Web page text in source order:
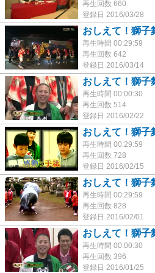
再生回数 660
登録日 2016/03/28
おしえて！獅子
再生時間 00:29:59
再生回数 642
登録日 2016/03/14
おしえて！獅子
再生時間 00:00:30
再生回数 514
登録日 2016/02/22
おしえて！獅子
再生時間 00:29:59
再生回数 728
登録日 2016/02/15
おしえて！獅子
再生時間 00:29:59
再生回数 828
登録日 2016/02/01
おしえて！獅子
再生時間 00:00:30
再生回数 396
登録日 2016/01/25